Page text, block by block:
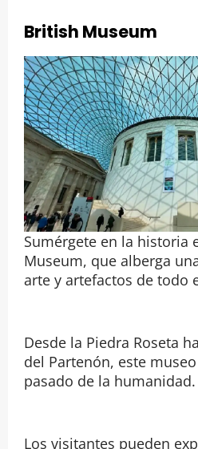
British Museum
Sumérgete en la historia
Museum, que alberga
arte y artefactos de todo
Desde la Piedra Roseta
del Partenón, este
pasado de la humanidad.
Los visitantes pueden